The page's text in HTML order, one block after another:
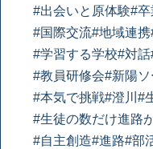
#出会いと原体験#卒
#国際交流#地域連携
#学習する学校#対話
#教員研修会#新陽ソ
#本気で挑戦#澄川 #
#生徒の数だけ進路
#自主創造#進路#部